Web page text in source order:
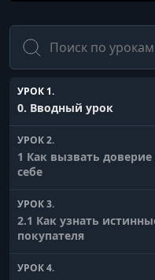
Поиск
УРОК 1.
0. Вводный урок
УРОК 2.
1 Как вызвать
себе
УРОК 3.
2.1 Как узнать
покупателя
УРОК 4.